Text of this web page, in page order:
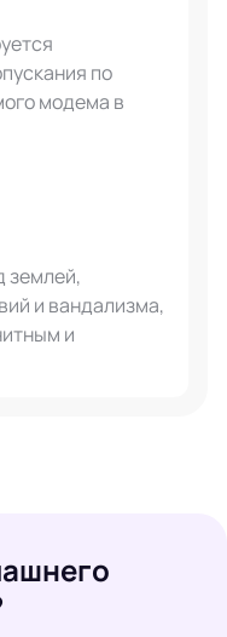
по
модема в
землей,
и вандализма,
и